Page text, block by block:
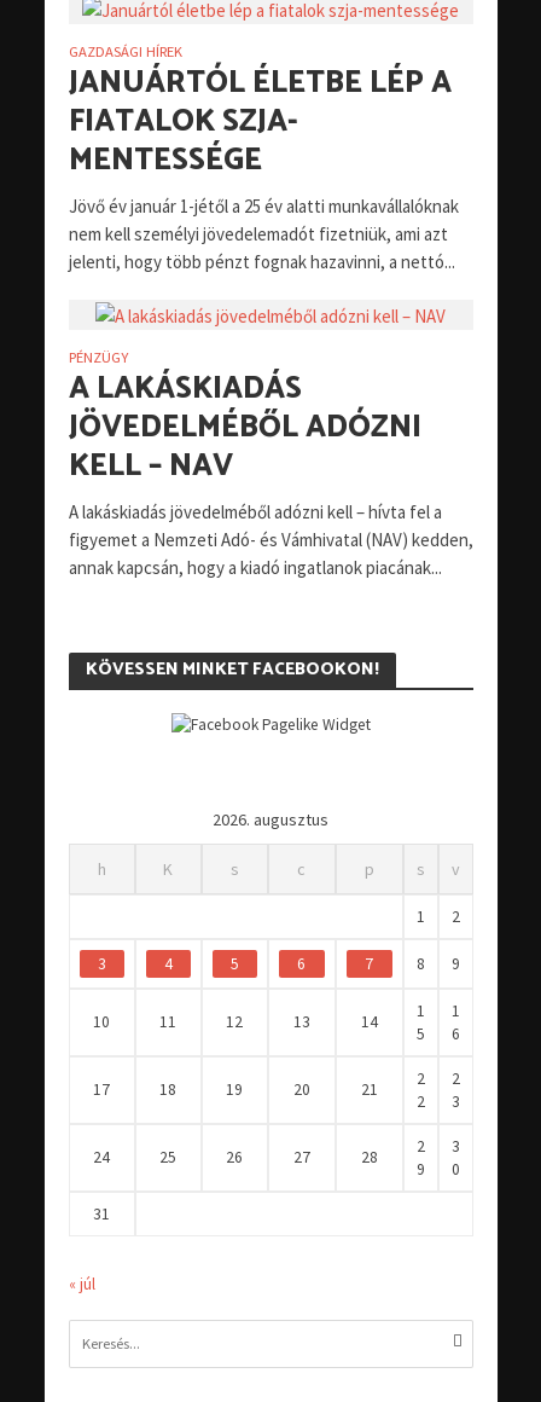
GAZDASÁGI HÍREK
JANUÁRTÓL ÉLETBE LÉP A
FIATALOK SZJA-
MENTESSÉGE
Jövő év január 1-jétől a 25 év alatti munkavállalóknak
nem kell személyi jövedelemadót fizetniük, ami azt
jelenti, hogy több pénzt fognak hazavinni, a nettó...
PÉNZÜGY
A LAKÁSKIADÁS
JÖVEDELMÉBŐL ADÓZNI
KELL – NAV
A lakáskiadás jövedelméből adózni kell – hívta fel a
figyemet a Nemzeti Adó- és Vámhivatal (NAV) kedden,
annak kapcsán, hogy a kiadó ingatlanok piacának...
KÖVESSEN MINKET FACEBOOKON!
2026. augusztus
h K s c p s v
1 2
3 4 5 6 7 8 9
10 11 12 13 14
1
5
1
6
17 18 19 20 21
2
2
2
3
24 25 26 27 28
2
9
3
0
31
« júl